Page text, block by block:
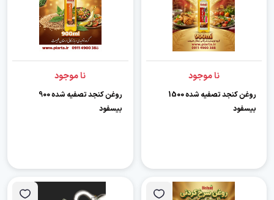
نا موجود
روغن کنجد تصفیه شده 1500
بیسفود
نا موجود
روغن کنجد تصفیه شده 900
بیسفود